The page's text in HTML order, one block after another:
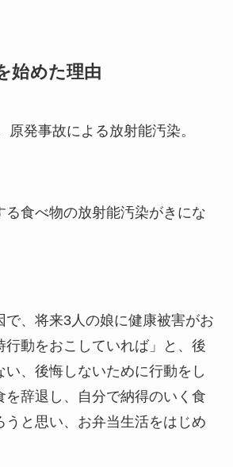
始めた理由
原発事故による放射能汚染。
る食べ物の放射能汚染がきにな
で、将来3人の娘に健康被害がお
行動をおこしていれば」と、後
い、後悔しないために行動をし
を辞退し、自分で納得のいく食
うと思い、お弁当生活をはじめ